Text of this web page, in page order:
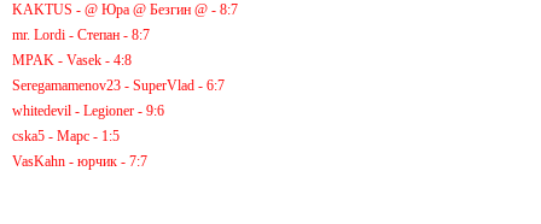
KAKTUS - @ Юра @ Безгин @ - 8:7
mr. Lordi - Степан - 8:7
MPAK - Vasek - 4:8
Seregamamenov23 - SuperVlad - 6:7
whitedevil - Legioner - 9:6
cska5 - Марс - 1:5
VasKahn - юрчик - 7:7